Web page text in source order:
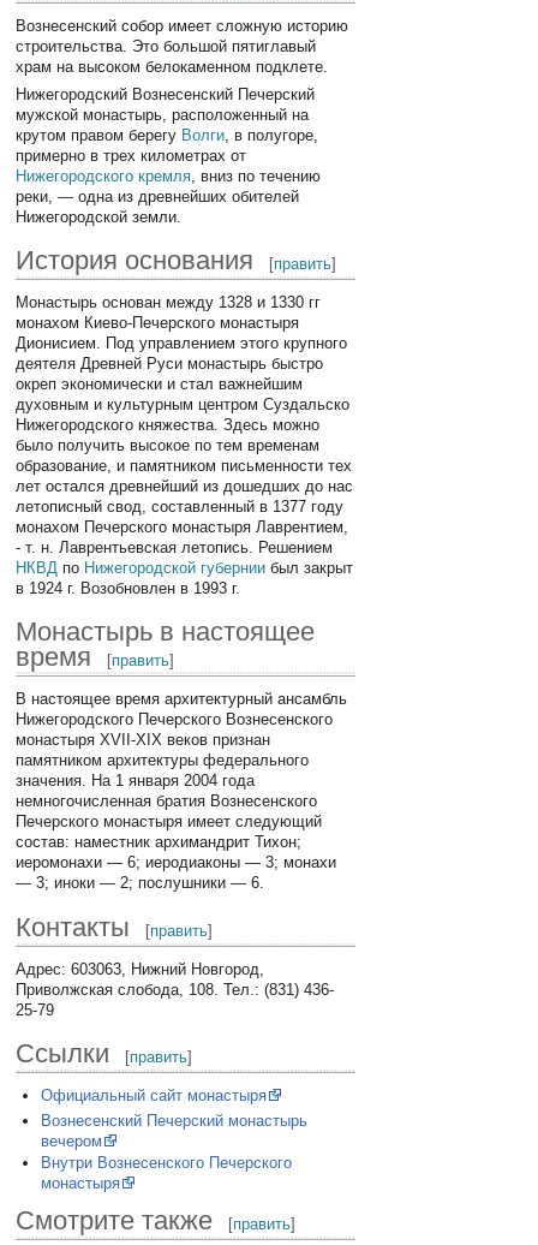
Вознесенский собор имеет сложную историю
строительства. Это большой пятиглавый
храм на высоком белокаменном подклете.
Нижегородский Вознесенский Печерский
мужской монастырь, расположенный на
крутом правом берегу Волги , в полугоре,
примерно в трех километрах от
Нижегородского кремля , вниз по течению
реки, — одна из древнейших обителей
Нижегородской земли.
История основания [править]
Монастырь основан между 1328 и 1330 гг
монахом Киево-Печерского монастыря
Дионисием. Под управлением этого крупного
деятеля Древней Руси монастырь быстро
окреп экономически и стал важнейшим
духовным и культурным центром Суздальско
Нижегородского княжества. Здесь можно
было получить высокое по тем временам
образование, и памятником письменности тех
лет остался древнейший из дошедших до нас
летописный свод, составленный в 1377 году
монахом Печерского монастыря Лаврентием,
- т. н. Лаврентьевская летопись. Решением
НКВД по Нижегородской губернии был закрыт
в 1924 г. Возобновлен в 1993 г.
Монастырь в настоящее
время
[править]
В настоящее время архитектурный ансамбль
Нижегородского Печерского Вознесенского
монастыря XVII-XIX веков признан
памятником архитектуры федерального
значения. На 1 января 2004 года
немногочисленная братия Вознесенского
Печерского монастыря имеет следующий
состав: наместник архимандрит Тихон;
иеромонахи — 6; иеродиаконы — 3; монахи
— 3; иноки — 2; послушники — 6.
Контакты [править]
Адрес: 603063, Нижний Новгород,
Приволжская слобода, 108. Тел.: (831) 436-
25-79
Ссылки [править]
Официальный сайт монастыря
Вознесенский Печерский монастырь
вечером
Внутри Вознесенского Печерского
монастыря
Смотрите также [править]